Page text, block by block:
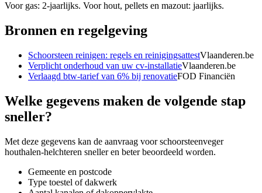
Voor gas: 2-jaarlijks. Voor hout, pellets en mazout: jaarlijks.
Bronnen en regelgeving
Schoorsteen reinigen: regels en reinigingsattestVlaanderen.be
Verplicht onderhoud van uw cv-installatieVlaanderen.be
Verlaagd btw-tarief van 6% bij renovatieFOD Financiën
Welke gegevens maken de volgende stap
sneller?
Met deze gegevens kan de aanvraag voorschoorsteenveger
houthalen-helchteren sneller en beter beoordeeld worden.
Gemeente en postcode
Type toestel of dakwerk